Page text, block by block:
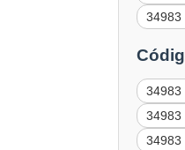
34983
34983
34983
34983